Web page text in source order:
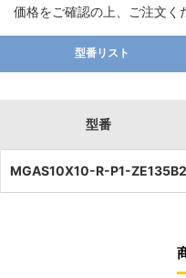
価格をご確認の上、ご注文く
型番リスト
型番
MGAS10X10-R-P1-ZE135B2